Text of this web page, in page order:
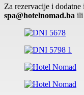
Za rezervacije i
spa@hotelnomad.ba ili